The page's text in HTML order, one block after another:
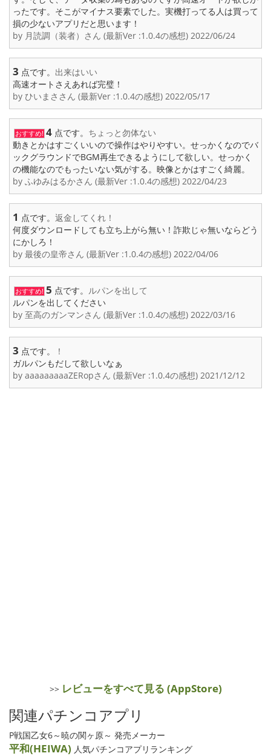
ったです。そこがマイナス要素でした。実機打ってる人は買って
損の少ないアプリだと思います！
by 月読調（装者）さん (最新Ver :1.0.4の感想) 2022/06/24
3 点です。 出来はいい
高速オートさえあれば完璧！
by ひいまささん (最新Ver :1.0.4の感想) 2022/05/17
おすすめ! 4 点です。 ちょっと勿体ない
動きとかはすごくいいので操作はやりやすい。せっかくなのでバ
ックグラウンドでBGM再生できるようにして欲しい。せっかく
の機能なのでもったいない気がする。映像とかはすごく綺麗。
by ふゆみはるかさん (最新Ver :1.0.4の感想) 2022/04/23
1 点です。 返金してくれ！
何度ダウンロードしても立ち上がら無い！詐欺じゃ無いならどう
にかしろ！
by 最後の皇帝さん (最新Ver :1.0.4の感想) 2022/04/06
おすすめ! 5 点です。 ルパンを出して
ルパンを出してください
by 至高のガンマンさん (最新Ver :1.0.4の感想) 2022/03/16
3 点です。
！
ガルパンもだして欲しいなぁ
by aaaaaaaaaZERopさん (最新Ver :1.0.4の感想) 2021/12/12
>> レビューをすべて見る (AppStore)
関連パチンコアプリ
P戦国乙女6～暁の関ヶ原～ 発売メーカー
平和(HEIWA) 人気パチンコアプリランキング